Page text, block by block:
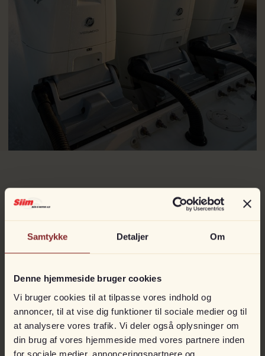
Samtykke Detaljer Om
Denne hjemmeside bruger cookies
Vi bruger cookies til at tilpasse vores indhold og
annoncer, til at vise dig funktioner til sociale medier og til
at analysere vores trafik. Vi deler også oplysninger om
din brug af vores hjemmeside med vores partnere inden
for sociale medier, annonceringspartnere og
Andet fra